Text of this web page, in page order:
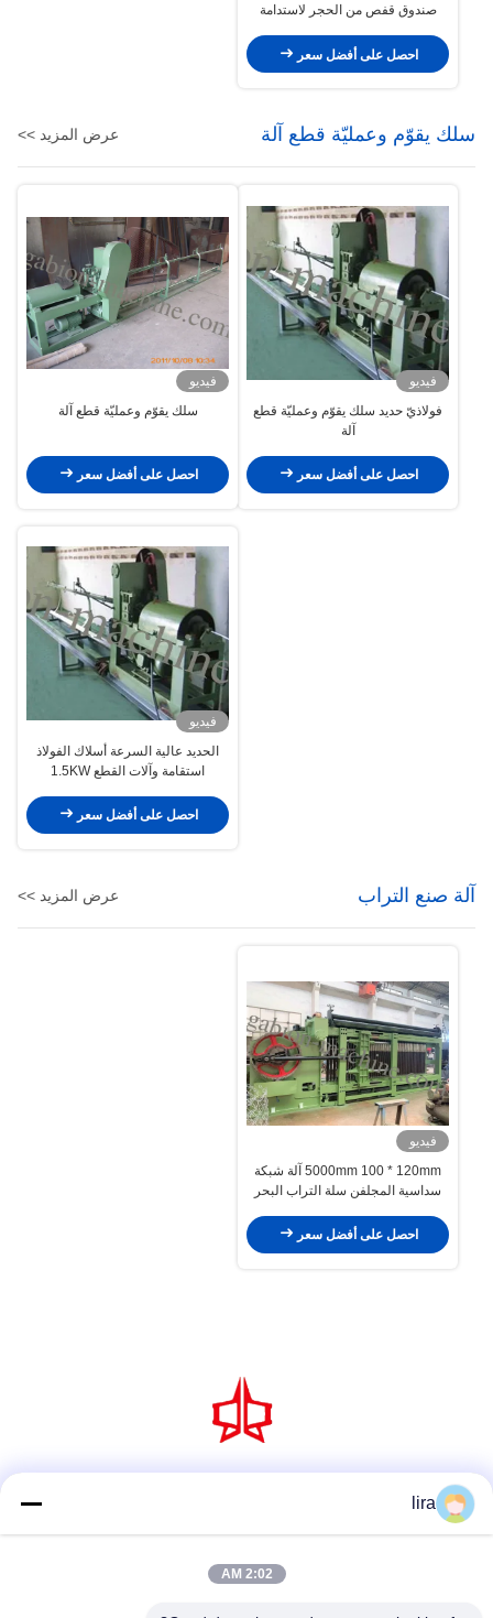
صندوق قفص من الحجر لاستدامة
احصل على أفضل سعر
سلك يقوّم وعمليّة قطع آلة عرض المزيد >>
فيديو
فولاذيّ حديد سلك يقوّم وعمليّة قطع
آلة
احصل على أفضل سعر
فيديو
سلك يقوّم وعمليّة قطع آلة
احصل على أفضل سعر
فيديو
الحديد عالية السرعة أسلاك الفولاذ
استقامة وآلات القطع 1.5KW
احصل على أفضل سعر
آلة صنع التراب عرض المزيد >>
فيديو
5000mm 100 * 120mm آلة شبكة
سداسية المجلفن سلة التراب البحر
احصل على أفضل سعر
lira
2:02 AM